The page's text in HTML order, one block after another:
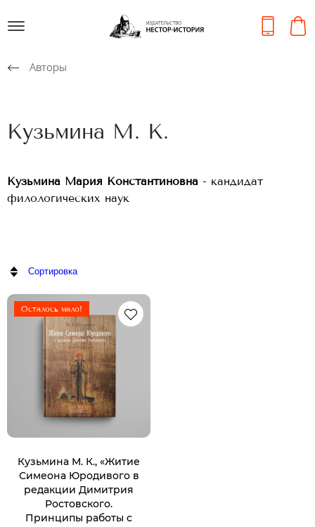
Авторы
Кузьмина М. К.
Кузьмина Мария Константиновна - кандидат
филологических наук
Сортировка
Осталось мало!
Кузьмина М. К., «Житие
Симеона Юродивого в
редакции Димитрия
Ростовского.
Принципы работы с